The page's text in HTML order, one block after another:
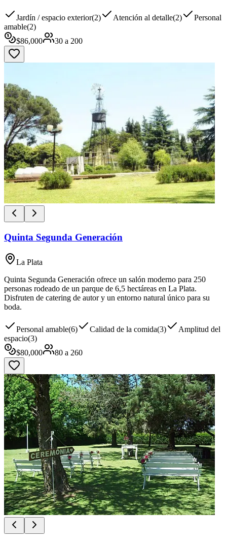
Jardín / espacio exterior(2) Atención al detalle(2)
Personal
amable(2)
$86,000 30 a 200
Quinta Segunda Generación
La Plata
Quinta Segunda Generación ofrece un salón moderno para 250
personas rodeado de un parque de 6,5 hectáreas en La Plata.
Disfruten de catering de autor y un entorno natural único para su
boda.
Personal amable(6) Calidad de la comida(3)
Amplitud del
espacio(3)
$80,000 80 a 260